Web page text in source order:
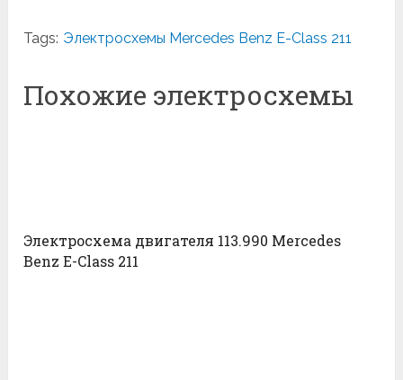
Tags: Электросхемы Mercedes Benz E-Class 211
Похожие электросхемы
Электросхема двигателя 113.990 Mercedes
Benz E-Class 211